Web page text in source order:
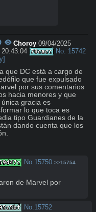
Choroy 09/04/2025
20:43:04 78cacc No. 15742
que DC está a cargo de
que fue expulsado
por sus comentarios
hacia menores y que
única gracia es
lo que toca es
tipo Guardianes de la
dando cuenta que los
No. 15750 >>15754
de Marvel por
No. 15752